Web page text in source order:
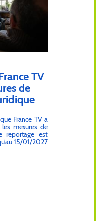
d'informations
d'ici quelques
sont déjà à
dans
TV
de
France TV a
mesures de
reportage est
15/01/2027